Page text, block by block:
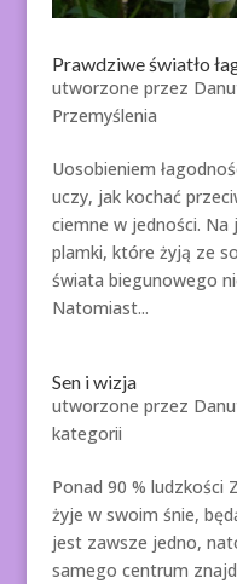
Prawdziwe światło
utworzone przez
Przemyślenia
Uosobieniem
uczy, jak kochać
ciemne w jedności.
plamki, które żyją ze
świata biegunowego
Natomiast...
Sen i wizja
utworzone przez
kategorii
Ponad 90 %
żyje w swoim śnie,
jest zawsze jedno,
samego centrum